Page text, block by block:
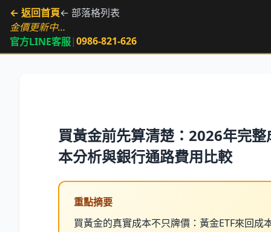
← 返回首頁← 部落格列表
金價更新中…
官方LINE客服|0986-821-626
買黃金前先算清楚：2026年完整
本分析與銀行通路費用比較
重點摘要
買黃金的真實成本不只牌價：黃金ETF來回成